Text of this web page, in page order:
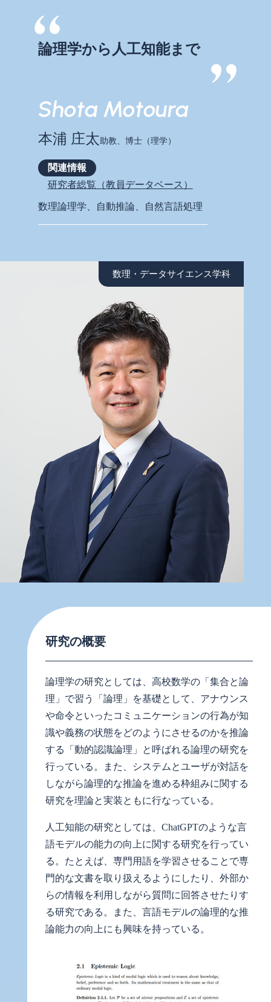
論理学から人工知能まで
Shota Motoura
本浦 庄太助教、博士（理学）
関連情報
研究者総覧（教員データベース）
数理論理学、自動推論、自然言語処理
数理・データサイエンス学科
研究の概要
論理学の研究としては、高校数学の「集合と論
理」で習う「論理」を基礎として、アナウンス
や命令といったコミュニケーションの行為が知
識や義務の状態をどのようにさせるのかを推論
する「動的認識論理」と呼ばれる論理の研究を
行っている。また、システムとユーザが対話を
しながら論理的な推論を進める枠組みに関する
研究を理論と実装ともに行なっている。
人工知能の研究としては、ChatGPTのような言
語モデルの能力の向上に関する研究を行ってい
る。たとえば、専門用語を学習させることで専
門的な文書を取り扱えるようにしたり、外部か
らの情報を利用しながら質問に回答させたりす
る研究である。また、言語モデルの論理的な推
論能力の向上にも興味を持っている。